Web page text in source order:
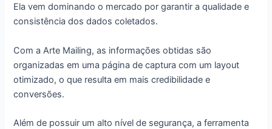
Ela vem dominando o mercado por garantir a qualidade e
consistência dos dados coletados.
Com a Arte Mailing, as informações obtidas são
organizadas em uma página de captura com um layout
otimizado, o que resulta em mais credibilidade e
conversões.
Além de possuir um alto nível de segurança, a ferramenta